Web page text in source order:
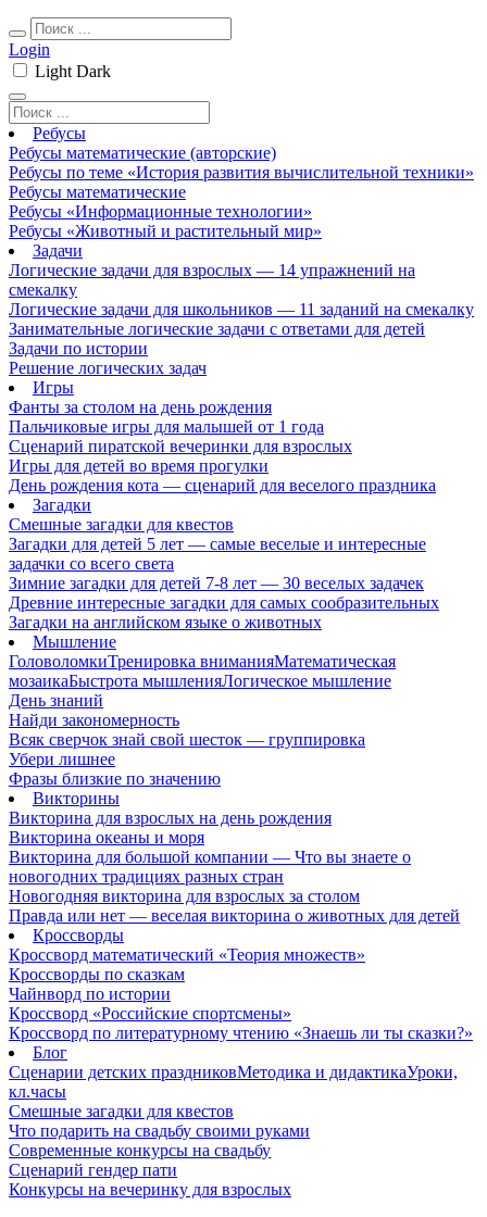
Login
Light Dark
Ребусы
Ребусы математические (авторские)
Ребусы по теме «История развития вычислительной техники»
Ребусы математические
Ребусы «Информационные технологии»
Ребусы «Животный и растительный мир»
Задачи
Логические задачи для взрослых — 14 упражнений на
смекалку
Логические задачи для школьников — 11 заданий на смекалку
Занимательные логические задачи с ответами для детей
Задачи по истории
Решение логических задач
Игры
Фанты за столом на день рождения
Пальчиковые игры для малышей от 1 года
Сценарий пиратской вечеринки для взрослых
Игры для детей во время прогулки
День рождения кота — сценарий для веселого праздника
Загадки
Смешные загадки для квестов
Загадки для детей 5 лет — самые веселые и интересные
задачки со всего света
Зимние загадки для детей 7-8 лет — 30 веселых задачек
Древние интересные загадки для самых сообразительных
Загадки на английском языке о животных
Мышление
ГоловоломкиТренировка вниманияМатематическая
мозаикаБыстрота мышленияЛогическое мышление
День знаний
Найди закономерность
Всяк сверчок знай свой шесток — группировка
Убери лишнее
Фразы близкие по значению
Викторины
Викторина для взрослых на день рождения
Викторина океаны и моря
Викторина для большой компании — Что вы знаете о
новогодних традициях разных стран
Новогодняя викторина для взрослых за столом
Правда или нет — веселая викторина о животных для детей
Кроссворды
Кроссворд математический «Теория множеств»
Кроссворды по сказкам
Чайнворд по истории
Кроссворд «Российские спортсмены»
Кроссворд по литературному чтению «Знаешь ли ты сказки?»
Блог
Сценарии детских праздниковМетодика и дидактикаУроки,
кл.часы
Смешные загадки для квестов
Что подарить на свадьбу своими руками
Современные конкурсы на свадьбу
Сценарий гендер пати
Конкурсы на вечеринку для взрослых